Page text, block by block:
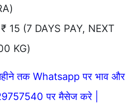
15 (7 DAYS PAY, NEXT
KG)
तक Whatsapp पर भाव और
पर मैसेज करे |